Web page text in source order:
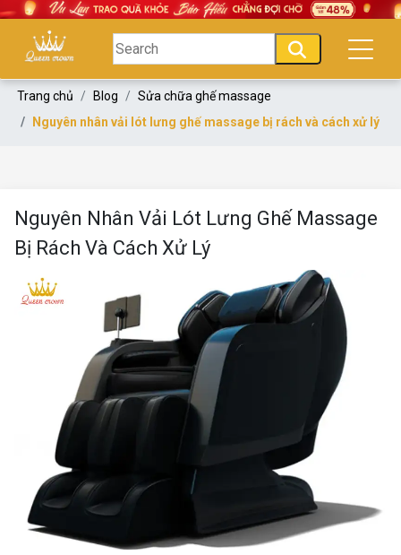
Trang chủ Blog
Sửa chữa ghế massage
Nguyên nhân vải lót lưng ghế massage bị rách và cách xử lý
Nguyên Nhân Vải Lót Lưng Ghế Massage
Bị Rách Và Cách Xử Lý